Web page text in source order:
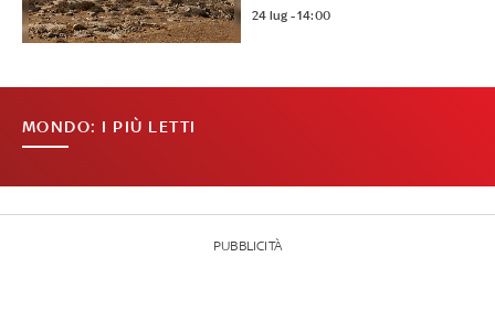
24 lug - 14:00
MONDO: I PIÙ LETTI
PUBBLICITÀ